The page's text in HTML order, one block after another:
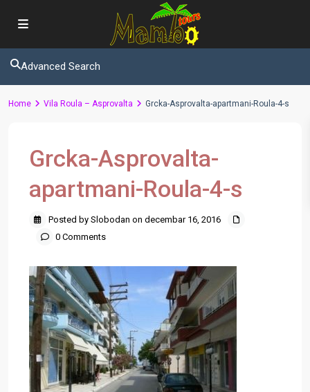
Advanced Search
Home Vila Roula – Asprovalta Grcka-Asprovalta-apartmani-Roula-4-s
Grcka-Asprovalta-
apartmani-Roula-4-s
Posted by Slobodan on decembar 16, 2016
0 Comments